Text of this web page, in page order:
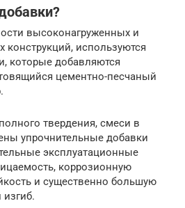
высоконагруженных и
используются
которые добавляются
цементно-песчаный
твердения, смеси в
упрочнительные добавки
эксплуатационные
коррозионную
и существенно большую